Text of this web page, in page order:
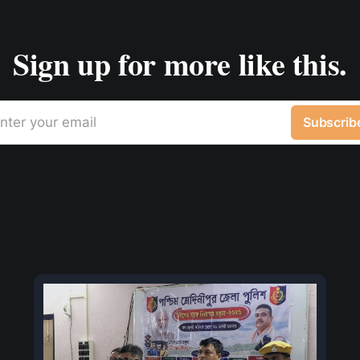
Sign up for more like this.
your email